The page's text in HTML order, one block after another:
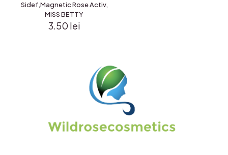
Sidef,Magnetic Rose Activ,
MISS BETTY
3.50 lei